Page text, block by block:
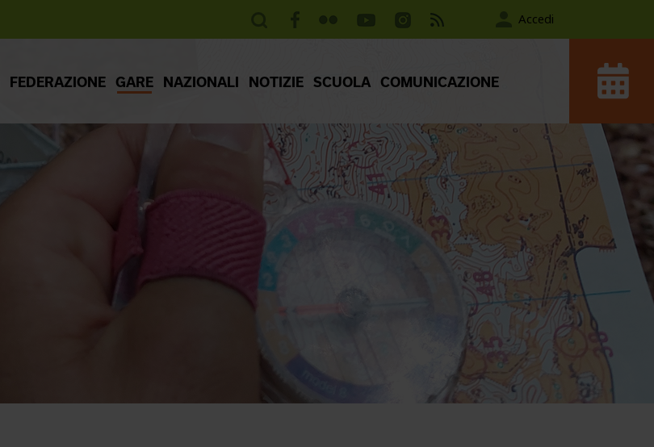
Accedi
FEDERAZIONE GARE NAZIONALI NOTIZIE SCUOLA COMUNICAZIONE